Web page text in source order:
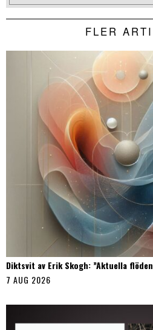
FLER
Diktsvit av Erik Skogh: ”Aktuella
7 AUG 2026